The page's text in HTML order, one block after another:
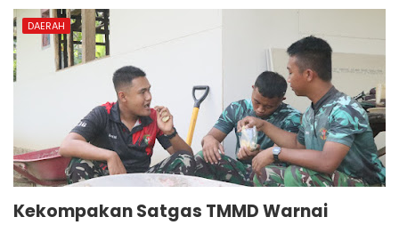
DAERAH
Kekompakan Satgas TMMD Warnai